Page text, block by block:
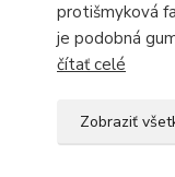
protišmyková
je podobná
čítať celé
Zobraziť